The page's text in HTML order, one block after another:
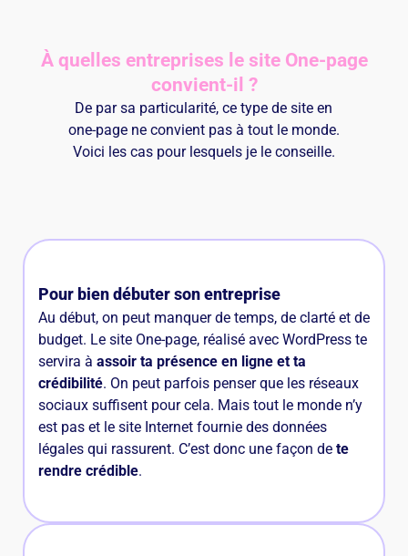
À quelles entreprises le site One-page
convient-il ?
De par sa particularité, ce type de site en
one-page ne convient pas à tout le monde.
Voici les cas pour lesquels je le conseille.
Pour bien débuter son entreprise
Au début, on peut manquer de temps, de clarté et de
budget. Le site One-page, réalisé avec WordPress te
servira à assoir ta présence en ligne et ta
crédibilité. On peut parfois penser que les réseaux
sociaux suffisent pour cela. Mais tout le monde n’y
est pas et le site Internet fournie des données
légales qui rassurent. C’est donc une façon de te
rendre crédible.